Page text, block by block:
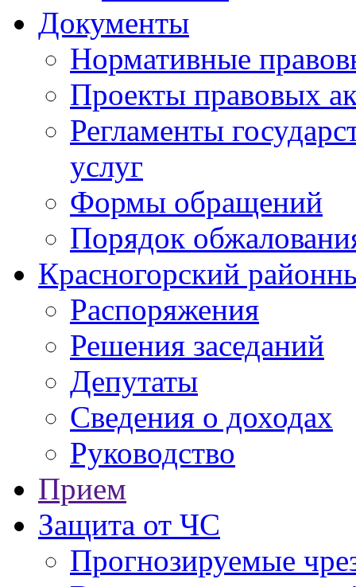
Документы
Нормативные
Проекты правовых
Регламенты
услуг
Формы обращений
Порядок
Красногорский
Распоряжения
Решения заседаний
Депутаты
Сведения о доходах
Руководство
Прием
Защита от ЧС
Прогнозируемые